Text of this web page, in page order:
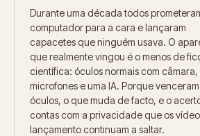
Durante uma década todos
computador para a cara e lançaram
capacetes que ninguém usava. O
que realmente vingou é o menos de
científica: óculos normais com câmara,
microfones e uma IA. Porque
óculos, o que muda de facto, e o
contas com a privacidade que os
lançamento continuam a saltar.